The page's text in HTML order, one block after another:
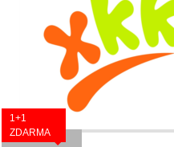
1+1
ZDARMA